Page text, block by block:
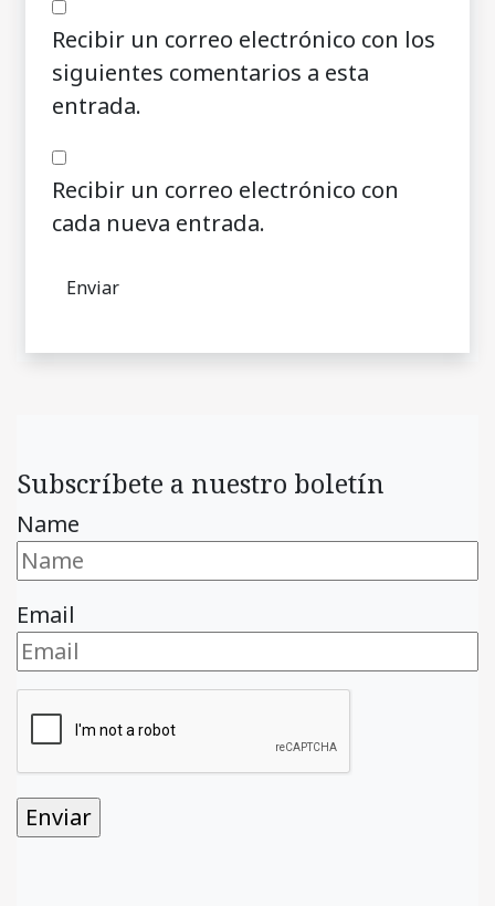
Recibir un correo electrónico con los
siguientes comentarios a esta
entrada.
Recibir un correo electrónico con
cada nueva entrada.
Subscríbete a nuestro boletín
Name
Email